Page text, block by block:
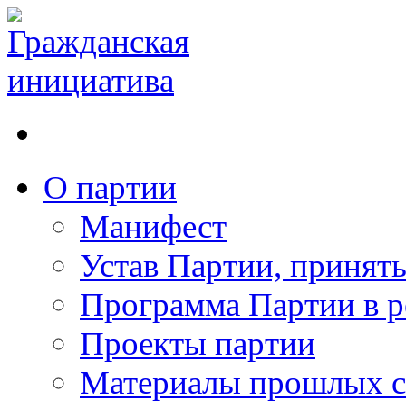
О партии
Манифест
Устав Партии,
Программа Партии в
Проекты партии
Материалы прошлых